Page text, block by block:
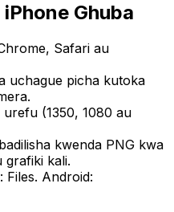
Ghuba
Safari au
uchague picha kutoka
(1350, 1080 au
kwenda PNG kwa
grafiki kali.
Files. Android: